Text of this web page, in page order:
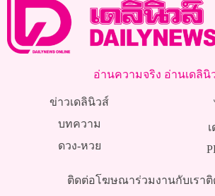
อ่านความจริง อ่านเดลินิ
ข่าวเดลินิวส์
บทความ
ดวง-หวย
ติดต่อโฆษณาร่วมงานกับเราติ